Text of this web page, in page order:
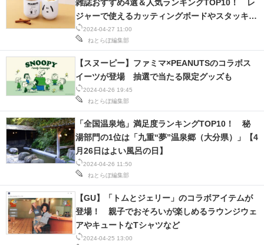
2024-04-27 11:00
ねとらぼ編集部
雑誌おすすめ4選＆人気ランキングTOP10！ レ
ジャーで使えるカッティングボードやスタッキン
グタンブラーなど【2024年4月】
2024-04-26 19:45
ねとらぼ編集部
【スヌーピー】ファミマ×PEANUTSのコラボス
イーツが登場 抽選で当たる限定グッズも
2024-04-26 11:50
ねとらぼ編集部
「全国温泉地」満足度ランキングTOP10！ 秘
湯部門の1位は「九重“夢”温泉郷（大分県）」【4
月26日はよい風呂の日】
2024-04-25 13:00
【GU】「トムとジェリー」のコラボアイテムが
登場！ 親子でおそろいが楽しめるラウンジウェ
アやキュートなTシャツなど